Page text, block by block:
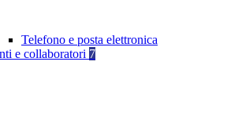
Telefono e posta elettronica
e collaboratori 7